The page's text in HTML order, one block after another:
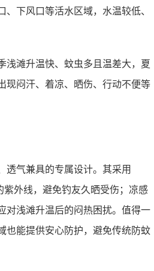
下风口等活水区域，水温较低、
浅滩升温快、蚊虫多且温差大，夏
现闷汗、着凉、晒伤、行动不便等
透气兼具的专属设计。其采用
外线，避免钓友久晒受伤；凉感
对浅滩升温后的闷热困扰。值得一
也能提供安心防护，避免传统防蚊